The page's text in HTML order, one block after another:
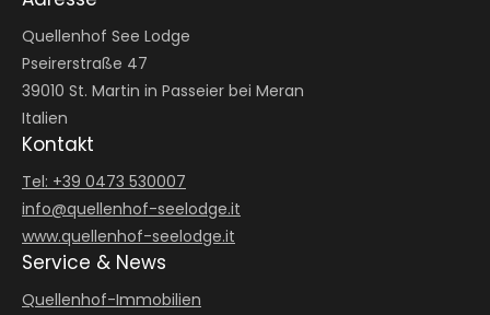
Quellenhof See Lodge
Pseirerstraße 47
39010 St. Martin in Passeier bei Meran
Italien
Kontakt
Tel: +39 0473 530007
info@quellenhof-seelodge.it
www.quellenhof-seelodge.it
Service & News
Quellenhof-Immobilien